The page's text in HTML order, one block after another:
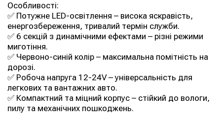
Особливості:
✅ Потужне LED-освітлення – висока яскравість,
енергозбереження, тривалий термін служби.
✅ 6 секцій з динамічними ефектами – різні режими
миготіння.
✅ Червоно-синій колір – максимальна помітність на
дорозі.
✅ Робоча напруга 12-24V – універсальність для
легкових та вантажних авто.
✅ Компактний та міцний корпус – стійкий до вологи,
пилу та механічних пошкоджень.